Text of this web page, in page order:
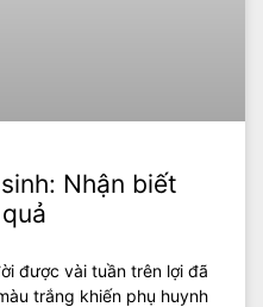
Nhận biết
được vài tuần trên lợi đã
trắng khiến phụ huynh